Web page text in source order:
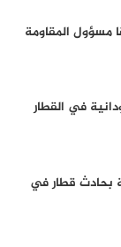
مسؤول المقاومة
في القطار
بحادث قطار في